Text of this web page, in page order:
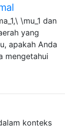
\mu_1 dan
yang
apakah Anda
mengetahui
konteks